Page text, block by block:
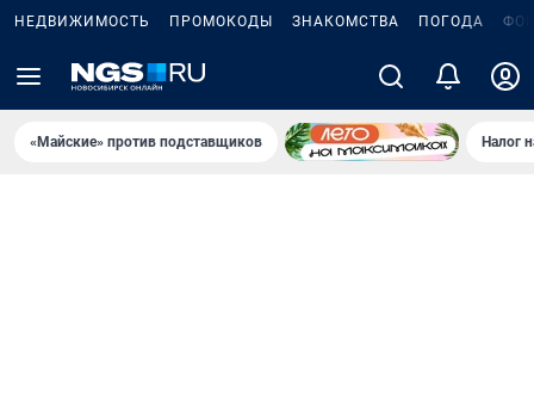
НЕДВИЖИМОСТЬ ПРОМОКОДЫ ЗНАКОМСТВА ПОГОДА
«Майские» против подставщиков Налог